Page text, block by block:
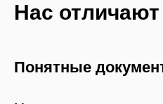
Нас отличают
Понятные